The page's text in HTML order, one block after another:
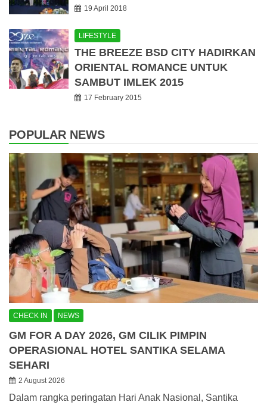
19 April 2018
LIFESTYLE
THE BREEZE BSD CITY HADIRKAN
ORIENTAL ROMANCE UNTUK
SAMBUT IMLEK 2015
17 February 2015
POPULAR NEWS
CHECK IN NEWS
GM FOR A DAY 2026, GM CILIK PIMPIN
OPERASIONAL HOTEL SANTIKA SELAMA
SEHARI
2 August 2026
Dalam rangka peringatan Hari Anak Nasional, Santika